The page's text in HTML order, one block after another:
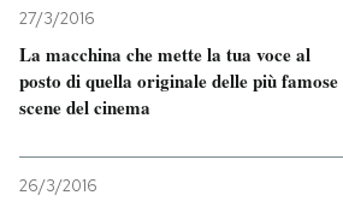
SHOP
CALENDARIO
27/3/2016
La macchina che mette la tua voce al
posto di quella originale delle più famose
scene del cinema
26/3/2016